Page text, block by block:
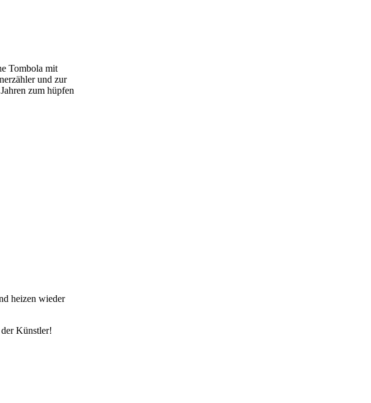
Tombola mit
und zur
zum hüpfen
heizen wieder
Künstler!